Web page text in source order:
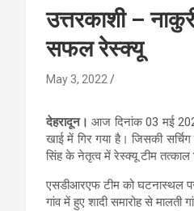
उत्तरकाशी –
सफल रेस्क्यू
May 3, 2022
देहरादून। आज दिनांक 03 मई
खाई में गिर गया है। जिसकी
सिंह के नेतृत्व में रेस्क्यू टीम
एसडीआरएफ टीम को घटनास्थल
गांव में हुए शादी समारोह से